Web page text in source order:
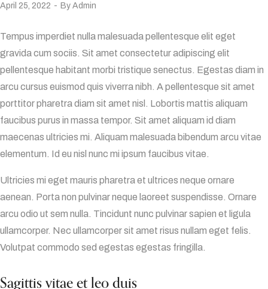
April 25, 2022 By Admin
Tempus imperdiet nulla malesuada pellentesque elit eget
gravida cum sociis. Sit amet consectetur adipiscing elit
pellentesque habitant morbi tristique senectus. Egestas diam in
arcu cursus euismod quis viverra nibh. A pellentesque sit amet
porttitor pharetra diam sit amet nisl. Lobortis mattis aliquam
faucibus purus in massa tempor. Sit amet aliquam id diam
maecenas ultricies mi. Aliquam malesuada bibendum arcu vitae
elementum. Id eu nisl nunc mi ipsum faucibus vitae.
Ultricies mi eget mauris pharetra et ultrices neque ornare
aenean. Porta non pulvinar neque laoreet suspendisse. Ornare
arcu odio ut sem nulla. Tincidunt nunc pulvinar sapien et ligula
ullamcorper. Nec ullamcorper sit amet risus nullam eget felis.
Volutpat commodo sed egestas egestas fringilla.
Sagittis vitae et leo duis